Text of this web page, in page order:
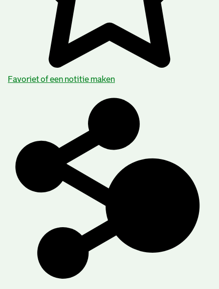
Favoriet of een notitie maken